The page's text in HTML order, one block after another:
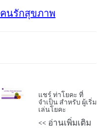
นรักสุขภาพ
แชร์ ท่าโยคะ ที่
จำเป็น สำหรับ ผู้เริ่ม
เล่นโยคะ
<< อ่านเพิ่มเติม